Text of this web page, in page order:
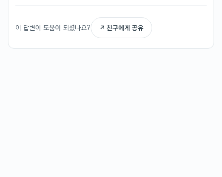
이 답변이 도움이 되셨나요? ↗ 친구에게 공유